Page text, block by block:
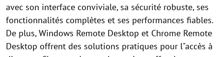
avec son interface conviviale, sa sécurité robuste, ses
fonctionnalités complètes et ses performances fiables.
De plus, Windows Remote Desktop et Chrome Remote
Desktop offrent des solutions pratiques pour l"accès à